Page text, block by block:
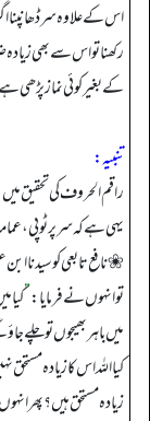
اس کے علاوہ سر ڈھانپنا
رکھنا تو اس سے بھی
کے بغیر کوئی نماز پڑھی
تنبیہ:
راقم الحروف کی تحقیق
یہی ہے کہ سر پر ٹوپی،
❀ نافع تابعی کو سیدنا
تو انہوں نے فرمایا:”
میں باہر بھیجوں تو چلے
کیا اللہ اس کا زیادہ
زیادہ مستحق ہیں؟ پھر